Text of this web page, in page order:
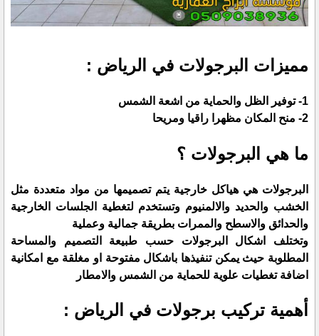
مميزات البرجولات في الرياض :
1- توفير الظل والحماية من اشعة الشمس
2- منح المكان مظهرا راقيا ومريحا
ما هي البرجولات ؟
البرجولات هي هياكل خارجية يتم تصميمها من مواد متعددة مثل
الخشب والحديد والالمنيوم وتستخدم لتغطية الجلسات الخارجية
والحدائق والاسطح والممرات بطريقة جمالية وعملية
وتختلف اشكال البرجولات حسب طبيعة التصميم والمساحة
المطلوبة حيث يمكن تنفيذها باشكال مفتوحة او مغلقة مع امكانية
اضافة تغطيات علوية للحماية من الشمس والامطار
أهمية تركيب برجولات في الرياض :